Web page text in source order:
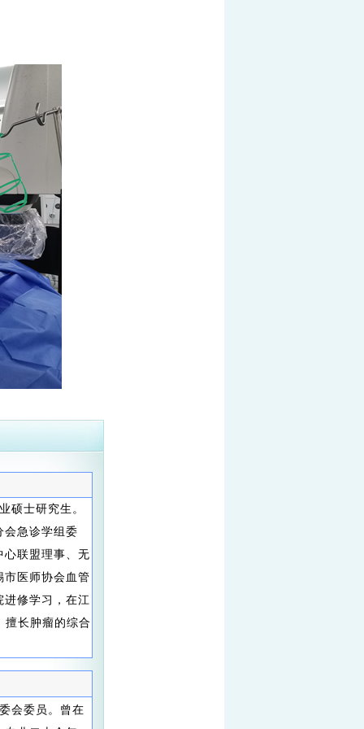
硕士研究生。
会急诊学组委
心联盟理事、无
医师协会血管
进修学习，在江
擅长肿瘤的综合
会委员。曾在